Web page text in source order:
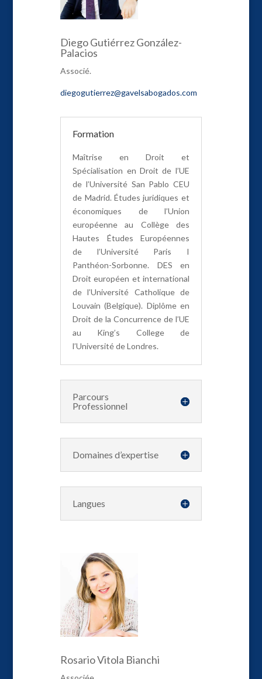
Diego Gutiérrez González-
Palacios
Associé.
diegogutierrez@gavelsabogados.com
Formation
Maîtrise en Droit et
Spécialisation en Droit de l’UE
de l’Université San Pablo CEU
de Madrid. Études juridiques et
économiques de l’Union
européenne au Collège des
Hautes Études Européennes
de l’Université Paris I
Panthéon-Sorbonne. DES en
Droit européen et international
de l’Université Catholique de
Louvain (Belgique). Diplôme en
Droit de la Concurrence de l’UE
au King’s College de
l’Université de Londres.
Parcours
Professionnel
Domaines d’expertise
Langues
Rosario Vitola Bianchi